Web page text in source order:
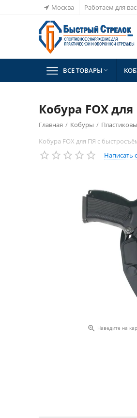
Москва Работаем для
ВСЕ ТОВАРЫ 
Кобура FOX
Главная / Кобуры /
Кобура FOX для ПЯ с
Написать
 Наведите на